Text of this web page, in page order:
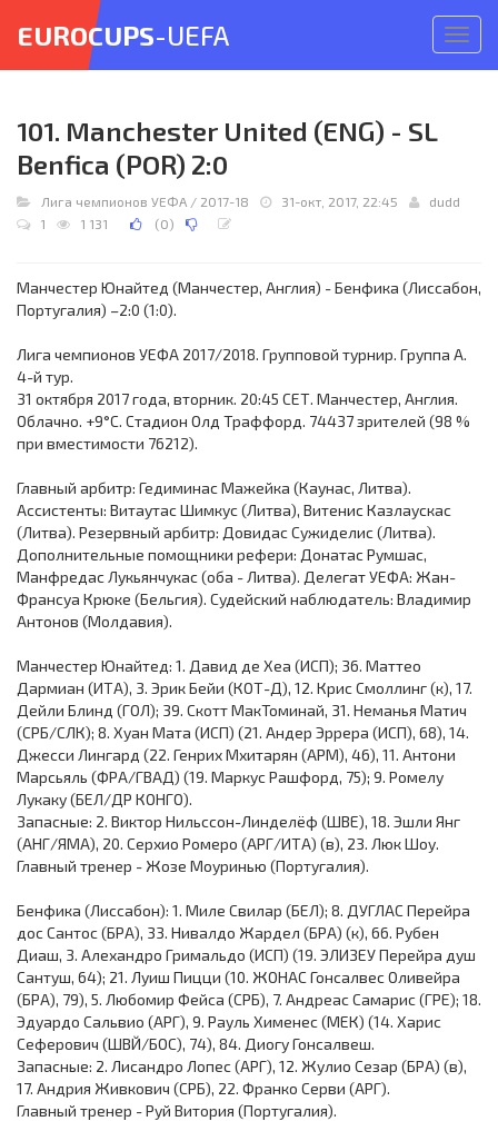
меню
EUROCUPS-UEFA
101. Manchester United (ENG) - SL
Benfica (POR) 2:0
Лига чемпионов УЕФА / 2017-18 31-окт, 2017, 22:45
dudd
1
1 131 (0)
Манчестер Юнайтед (Манчестер, Англия) - Бенфика (Лиссабон,
Португалия) –2:0 (1:0).
Лига чемпионов УЕФА 2017/2018. Групповой турнир. Группа A.
4-й тур.
31 октября 2017 года, вторник. 20:45 СЕТ. Манчестер, Англия.
Облачно. +9°C. Стадион Олд Траффорд. 74437 зрителей (98 %
при вместимости 76212).
Главный арбитр: Гедиминас Мажейка (Каунас, Литва).
Ассистенты: Витаутас Шимкус (Литва), Витенис Казлаускас
(Литва). Резервный арбитр: Довидас Сужиделис (Литва).
Дополнительные помощники рефери: Донатас Румшас,
Манфредас Лукьянчукас (оба - Литва). Делегат УЕФА: Жан-
Франсуа Крюке (Бельгия). Судейский наблюдатель: Владимир
Антонов (Молдавия).
Манчестер Юнайтед: 1. Давид де Хеа (ИСП); 36. Маттео
Дармиан (ИТА), 3. Эрик Бейи (КОТ-Д), 12. Крис Смоллинг (к), 17.
Дейли Блинд (ГОЛ); 39. Скотт МакТоминай, 31. Неманья Матич
(СРБ/СЛК); 8. Хуан Мата (ИСП) (21. Андер Эррера (ИСП), 68), 14.
Джесси Лингард (22. Генрих Мхитарян (АРМ), 46), 11. Антони
Марсьяль (ФРА/ГВАД) (19. Маркус Рашфорд, 75); 9. Ромелу
Лукаку (БЕЛ/ДР КОНГО).
Запасные: 2. Виктор Нильссон-Линделёф (ШВЕ), 18. Эшли Янг
(АНГ/ЯМА), 20. Серхио Ромеро (АРГ/ИТА) (в), 23. Люк Шоу.
Главный тренер - Жозе Моуринью (Португалия).
Бенфика (Лиссабон): 1. Миле Свилар (БЕЛ); 8. ДУГЛАС Перейра
дос Сантос (БРА), 33. Нивалдо Жардел (БРА) (к), 66. Рубен
Диаш, 3. Алехандро Гримальдо (ИСП) (19. ЭЛИЗЕУ Перейра душ
Сантуш, 64); 21. Луиш Пицци (10. ЖОНАС Гонсалвес Оливейра
(БРА), 79), 5. Любомир Фейса (СРБ), 7. Андреас Самарис (ГРЕ); 18.
Эдуардо Сальвио (АРГ), 9. Рауль Хименес (МЕК) (14. Харис
Сеферович (ШВЙ/БОС), 74), 84. Диогу Гонсалвеш.
Запасные: 2. Лисандро Лопес (АРГ), 12. Жулио Сезар (БРА) (в),
17. Андрия Живкович (СРБ), 22. Франко Серви (АРГ).
Главный тренер - Руй Витория (Португалия).